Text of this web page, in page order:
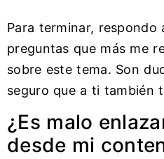
Para terminar, respondo
preguntas que más me
sobre este tema. Son
seguro que a ti también
¿Es malo
desde mi